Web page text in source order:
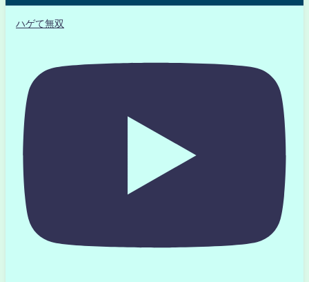
ハゲて無双